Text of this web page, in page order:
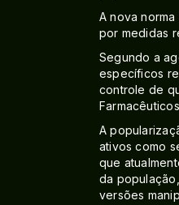
A nova
por medidas
Segundo a
específicos
controle de
A
ativos como
que
da
versões